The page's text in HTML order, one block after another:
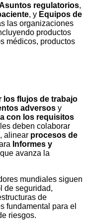
regulatorios,
, y Equipos de
las organizaciones
productos
médicos, productos
los flujos de trabajo
adversos y
con los requisitos
deben colaborar
, alinear procesos de
Informes y
avanza la
mundiales siguen
de seguridad,
de
fundamental para el
riesgos.